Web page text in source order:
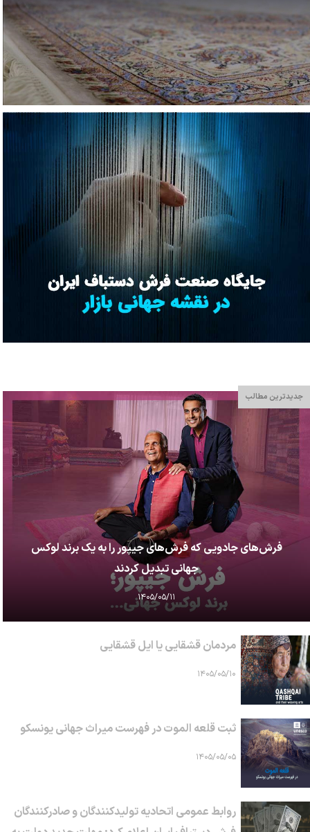
جدیدترین مطالب
فرش‌های جادویی که فرش‌های جیپور را به یک برند لوکس
جهانی تبدیل کردند
۱۴۰۵/۰۵/۱۱
مردمان قشقایی یا ایل قشقایی
۱۴۰۵/۰۵/۱۰
ثبت قلعه الموت در فهرست میراث جهانی یونسکو
۱۴۰۵/۰۵/۰۵
روابط عمومی اتحادیه تولیدکنندگان و صادرکنندگان